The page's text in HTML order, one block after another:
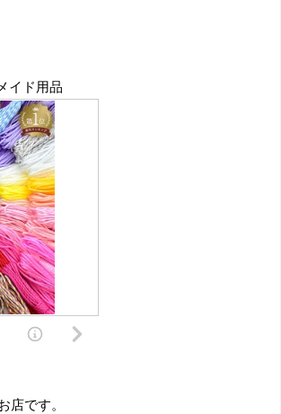
イド用品
店です。